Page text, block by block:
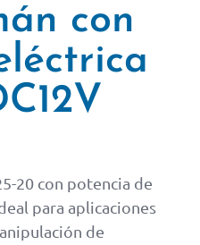
con
20 con potencia de
para aplicaciones
de